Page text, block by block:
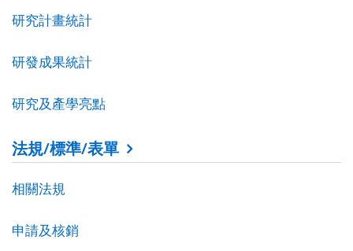
研究計畫統計
研發成果統計
研究及產學亮點
法規/標準/表單
相關法規
申請及核銷